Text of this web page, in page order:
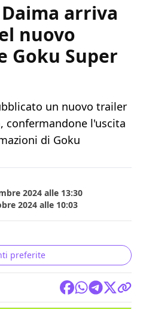
arriva
nuovo
Goku Super
un nuovo trailer
confermandone l'uscita
di Goku
2024 alle 13:30
2024 alle 10:03
preferite